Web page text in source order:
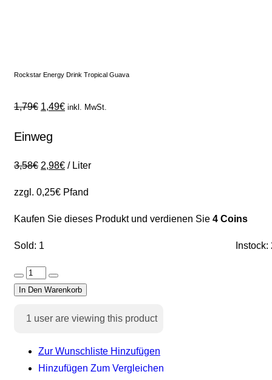
Rockstar Energy Drink Tropical Guava
1,79€ 1,49€ inkl. MwSt.
Einweg
3,58€ 2,98€ / Liter
zzgl. 0,25€ Pfand
Kaufen Sie dieses Produkt und verdienen Sie 4 Coins
Sold: 1 Instock:
In Den Warenkorb
1 user are viewing this product
Zur Wunschliste Hinzufügen
Hinzufügen Zum Vergleichen